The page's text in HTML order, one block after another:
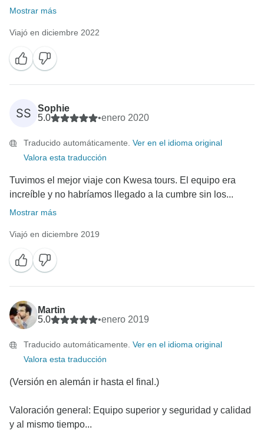
Mostrar más
Viajó en diciembre 2022
SS
Sophie
5.0
•enero 2020
Traducido automáticamente. Ver en el idioma original
Valora esta traducción
Tuvimos el mejor viaje con Kwesa tours. El equipo era
increíble y no habríamos llegado a la cumbre sin los...
Mostrar más
Viajó en diciembre 2019
Martin
5.0
•enero 2019
Traducido automáticamente. Ver en el idioma original
Valora esta traducción
(Versión en alemán ir hasta el final.)
Valoración general: Equipo superior y seguridad y calidad
y al mismo tiempo...